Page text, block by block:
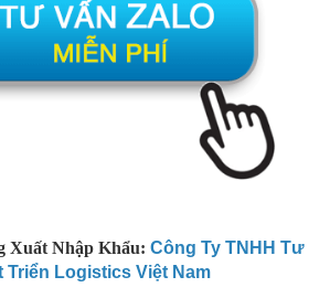
Xuất Nhập Khẩu: Công Ty TNHH Tư
Triển Logistics Việt Nam